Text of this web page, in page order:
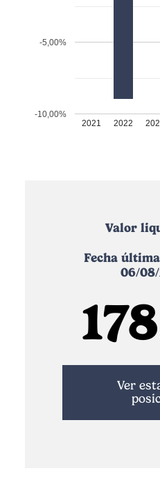
2021 2022
-10,00%
-5,00%
Valor
Fecha
06/
Ver